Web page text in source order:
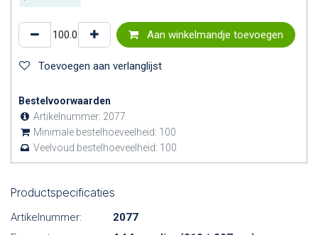
Aan winkelmandje toevoegen
Toevoegen aan verlanglijst
Bestelvoorwaarden
Artikelnummer: 2077
Minimale bestelhoeveelheid: 100
Veelvoud bestelhoeveelheid: 100
Productspecificaties
Artikelnummer:
2077